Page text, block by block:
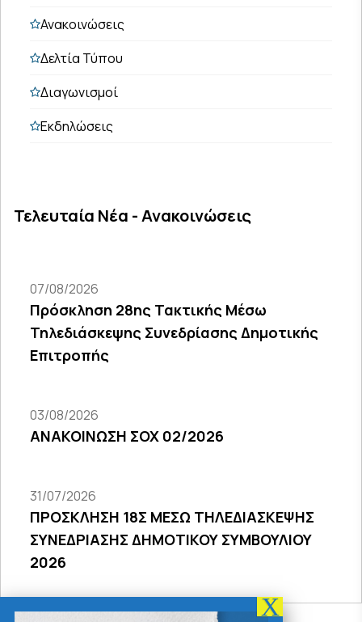
Ανακοινώσεις
Δελτία Τύπου
Διαγωνισμοί
Εκδηλώσεις
Τελευταία Νέα - Ανακοινώσεις
07/08/2026
Πρόσκληση 28ης Τακτικής Μέσω
Τηλεδιάσκεψης Συνεδρίασης Δημοτικής
Επιτροπής
03/08/2026
ΑΝΑΚΟΙΝΩΣΗ ΣΟΧ 02/2026
31/07/2026
ΠΡΟΣΚΛΗΣΗ 18Σ ΜΕΣΩ ΤΗΛΕΔΙΑΣΚΕΨΗΣ
ΣΥΝΕΔΡΙΑΣΗΣ ΔΗΜΟΤΙΚΟΥ ΣΥΜΒΟΥΛΙΟΥ
2026